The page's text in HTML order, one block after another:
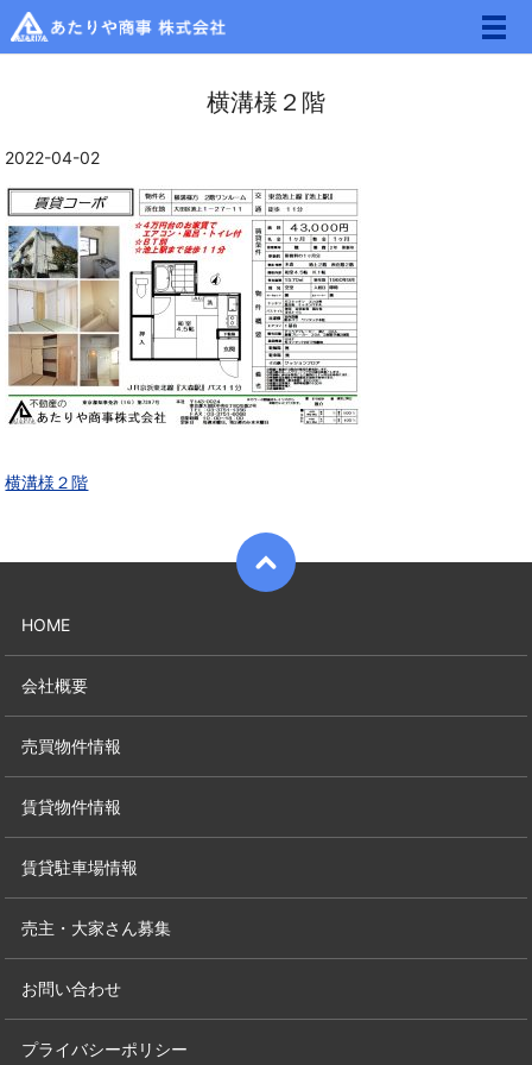
メ
横溝様２階
2022-04-02
横溝様２階
HOME
会社概要
売買物件情報
賃貸物件情報
賃貸駐車場情報
売主・大家さん募集
お問い合わせ
プライバシーポリシー